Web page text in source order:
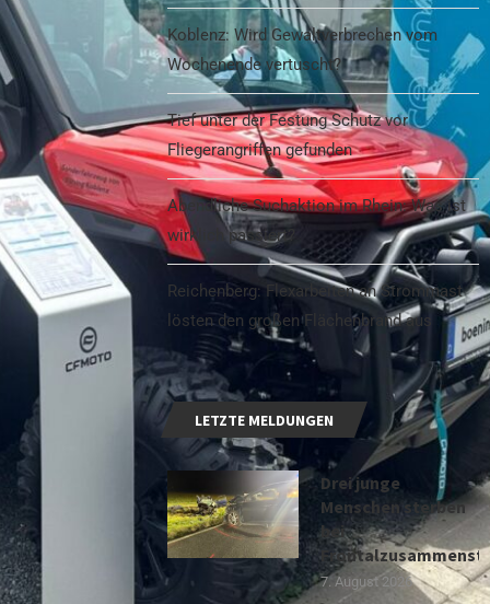
Koblenz: Wird Gewaltverbrechen vom
Wochenende vertuscht?
Tief unter der Festung Schutz vor
Fliegerangriffen gefunden
Abendliche Suchaktion im Rhein: Was ist
wirklich passiert?
Reichenberg: Flexarbeiten an Strommast
lösten den großen Flächenbrand aus
LETZTE MELDUNGEN
Drei junge
Menschen sterben
bei
7. August 2026